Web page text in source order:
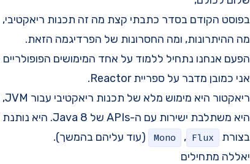
בפוסט הקודם בסדר כתבתי קצת מה זה תכנות ריאקטיבי,
מה ההיתרונות, ומה החסרונות של הפרדיגמה הזאת.
הפעם אנחנו נתחיל ללמוד על אחד המימושים הפופולריים
אני כמובן מדבר על ספריית Reactor.
ריאקטור היא מימוש מלא של תכנות ריאקטיבי עבור JVM, עם ניהול דרישות יעיל.
בצורת
Flux
,
Mono
(עוד עליהם בהמשך).
יאללה מתחילים